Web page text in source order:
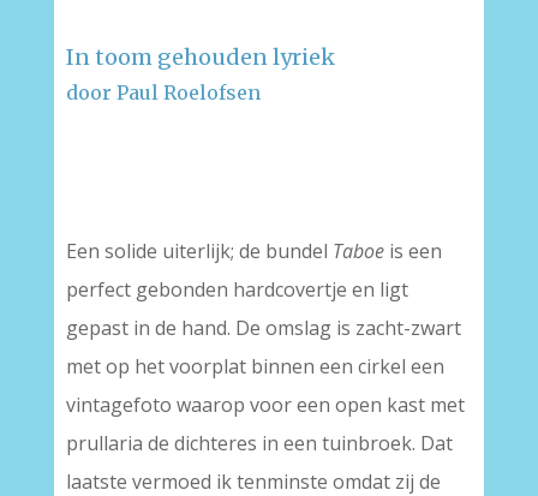
In toom gehouden lyriek
door Paul Roelofsen
Een solide uiterlijk; de bundel Taboeis een
perfect gebonden hardcovertje en ligt
gepast in de hand. De omslag is zacht-zwart
met op het voorplat binnen een cirkel een
vintagefoto waarop voor een open kast met
prullaria de dichteres in een tuinbroek. Dat
laatste vermoed ik tenminste omdat zij de